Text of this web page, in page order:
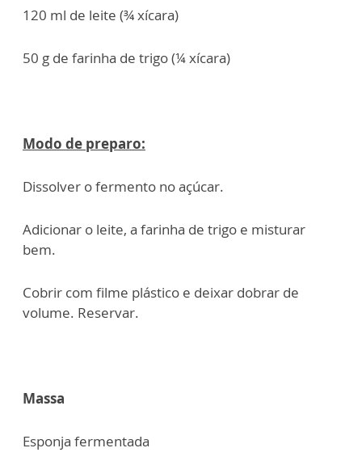
120 ml de leite (¾ xícara)
50 g de farinha de trigo (¼ xícara)
Modo de preparo:
Dissolver o fermento no açúcar.
Adicionar o leite, a farinha de trigo e misturar
bem.
Cobrir com filme plástico e deixar dobrar de
volume. Reservar.
Massa
Esponja fermentada